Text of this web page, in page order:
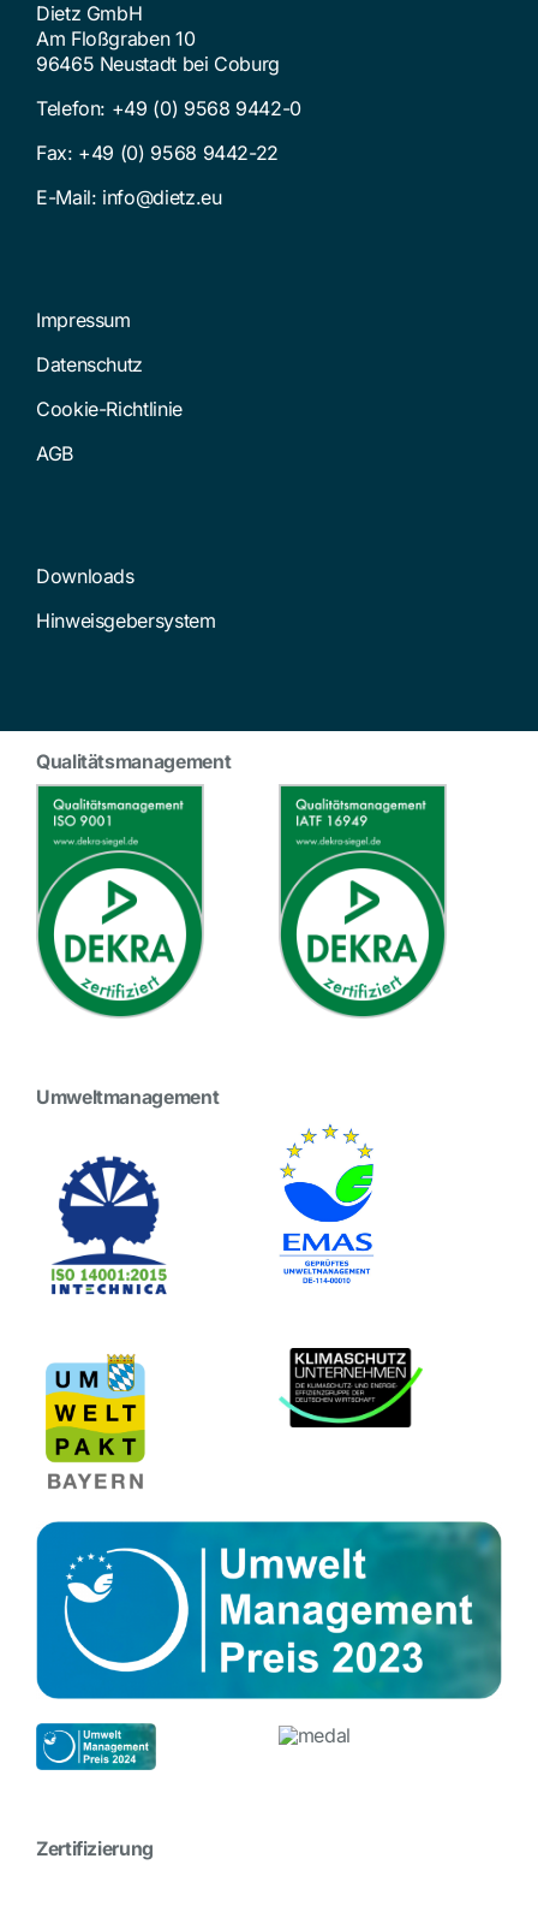
Dietz GmbH
Am Floßgraben 10
96465 Neustadt bei Coburg
Telefon: +49 (0) 9568 9442-0
Fax: +49 (0) 9568 9442-22
E-Mail: info@dietz.eu
Impressum
Datenschutz
Cookie-Richtlinie
AGB
Downloads
Hinweisgebersystem
Qualitätsmanagement
Umweltmanagement
Zertifizierung